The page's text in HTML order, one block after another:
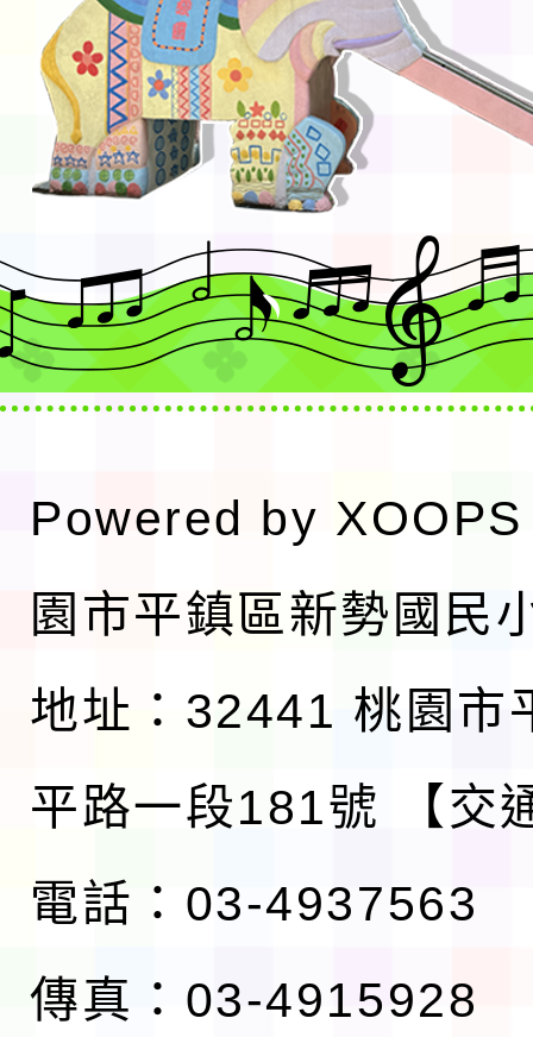
Powered by XOOPS
園市平鎮區新勢國民
地址：32441 桃園市
平路一段181號
【交
電話：03-4937563
傳真：03-4915928